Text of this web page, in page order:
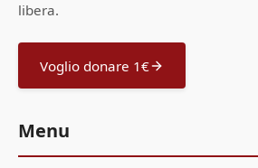
libera.
Voglio donare 1€
Menu